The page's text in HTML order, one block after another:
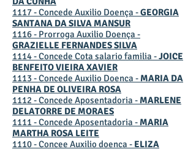
1117 - Concede Auxilio Doença -GEORGIA
SANTANA DA SILVA MANSUR
1116 - Prorroga Auxilio Doença -
GRAZIELLE FERNANDES SILVA
1114 - Concede Cota salario familia -JOICE
BENFEITO VIEIRA XAVIER
1113 - Concede Auxilio Doenca -MARIA DA
PENHA DE OLIVEIRA ROSA
1112 - Concede Aposentadoria -MARLENE
DELATORRE DE MORAES
1111 - Concede Aposentadoria -MARIA
MARTHA ROSA LEITE
1110 - Concee Auxilio doenca - ELIZA